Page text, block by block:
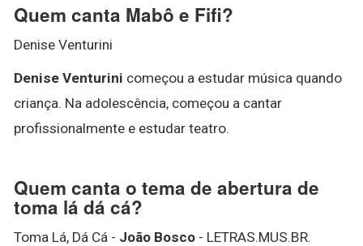
Quem canta Mabô e Fifi?
Denise Venturini
Denise Venturini começou a estudar música quando
criança. Na adolescência, começou a cantar
profissionalmente e estudar teatro.
Quem canta o tema de abertura de
toma lá dá cá?
Toma Lá, Dá Cá - João Bosco - LETRAS.MUS.BR.